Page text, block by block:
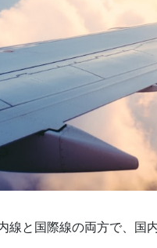
と国際線の両方で、国